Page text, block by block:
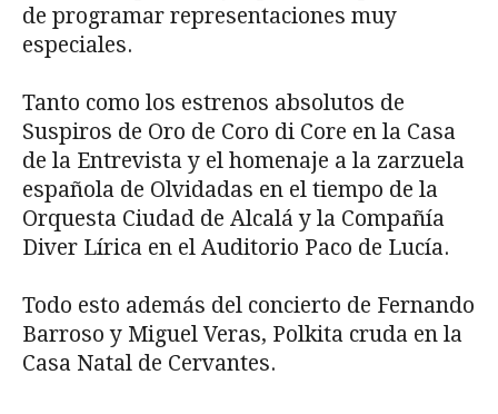
de programar representaciones muy
especiales.
Tanto como los estrenos absolutos de
Suspiros de Oro de Coro di Core en la Casa
de la Entrevista y el homenaje a la zarzuela
española de Olvidadas en el tiempo de la
Orquesta Ciudad de Alcalá y la Compañía
Diver Lírica en el Auditorio Paco de Lucía.
Todo esto además del concierto de Fernando
Barroso y Miguel Veras, Polkita cruda en la
Casa Natal de Cervantes.